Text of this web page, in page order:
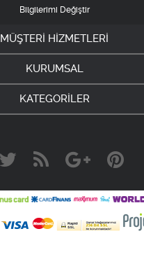
Bilgilerimi Değiştir
MÜŞTERİ HİZMETLERİ
KURUMSAL
KATEGORİLER